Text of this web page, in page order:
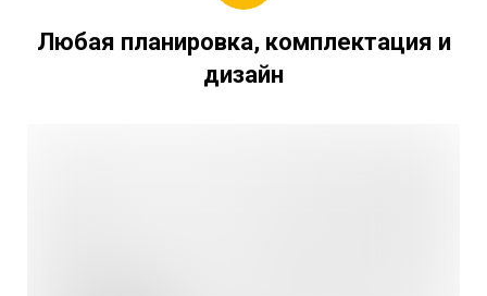
Любая планировка, комплектация и
дизайн